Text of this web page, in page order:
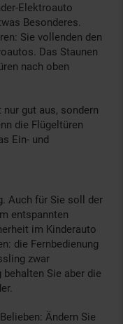
Elektroauto
Besonderes.
Sie vollenden den
Das Staunen
nach oben
gut aus, sondern
die Flügeltüren
Ein- und
Auch für Sie soll der
entspannten
im Kinderauto
die Fernbedienung
zwar
Sie aber die
Ändern Sie